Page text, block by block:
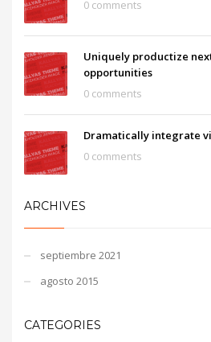
0 comments
Uniquely productize
opportunities
0 comments
Dramatically integrate
0 comments
ARCHIVES
septiembre 2021
agosto 2015
CATEGORIES